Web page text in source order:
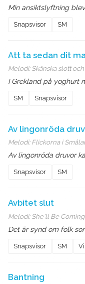
Min ansiktslyftning
Snapsvisor SM
Att ta sedan dit
Melodi: Skånska slott
I Grekland på yoghurt
SM Snapsvisor
Av lingonröda
Melodi: Flickorna i
Av lingonröda druvor
Snapsvisor SM
Avbitet slut
Melodi: She'll Be
Det är synd om folk
Snapsvisor SM
Bantning